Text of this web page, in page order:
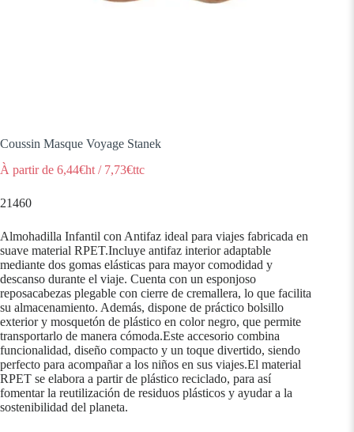
Coussin Masque Voyage Stanek
À partir de 6,44€ht / 7,73€ttc
21460
Almohadilla Infantil con Antifaz ideal para viajes fabricada en
suave material RPET.Incluye antifaz interior adaptable
mediante dos gomas elásticas para mayor comodidad y
descanso durante el viaje. Cuenta con un esponjoso
reposacabezas plegable con cierre de cremallera, lo que facilita
su almacenamiento. Además, dispone de práctico bolsillo
exterior y mosquetón de plástico en color negro, que permite
transportarlo de manera cómoda.Este accesorio combina
funcionalidad, diseño compacto y un toque divertido, siendo
perfecto para acompañar a los niños en sus viajes.El material
RPET se elabora a partir de plástico reciclado, para así
fomentar la reutilización de residuos plásticos y ayudar a la
sostenibilidad del planeta.